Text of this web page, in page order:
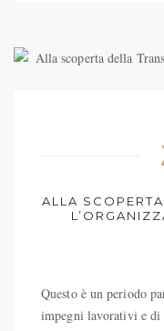
ALLA
Questo è un periodo
impegni lavorativi e di